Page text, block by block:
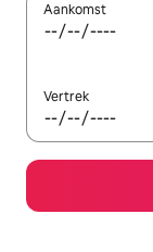
Aankomst
Vertrek